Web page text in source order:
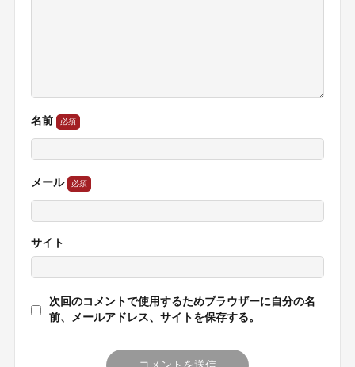
名前
メール
サイト
次回のコメントで使用するためブラウザーに自分の名
前、メールアドレス、サイトを保存する。